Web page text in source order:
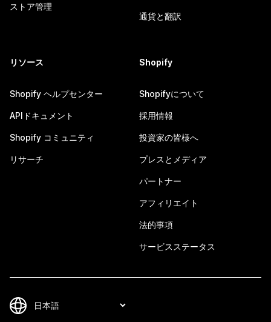
ストア管理
通貨と翻訳
リソース
Shopify ヘルプセンター
APIドキュメント
Shopify コミュニティ
リサーチ
Shopify
Shopifyについて
採用情報
投資家の皆様へ
プレスとメディア
パートナー
アフィリエイト
法的事項
サービスステータス